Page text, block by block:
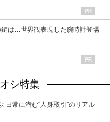
鍵は…世界観表現した腕時計登場
シ特集
日常に潜む“人身取引”のリアル